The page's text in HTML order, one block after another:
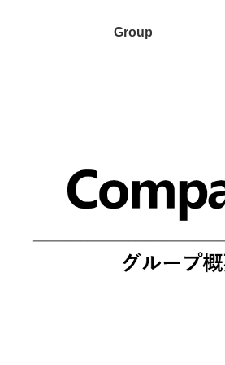
Group